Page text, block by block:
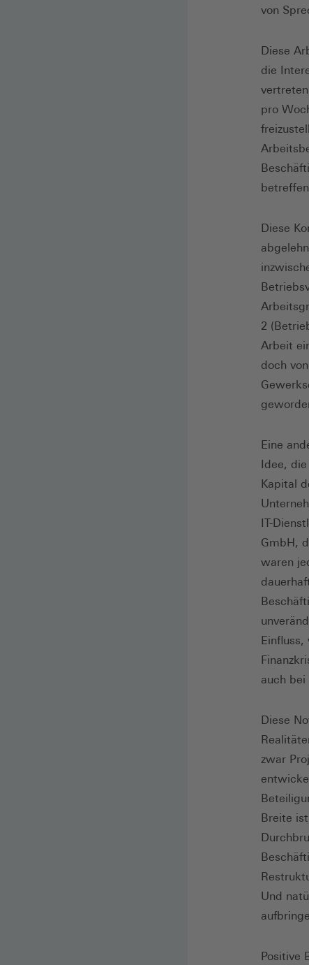
von
Diese
die
pro
Diese
2
Arbeit
doch
Eine
Idee,
Kapital
IT-
GmbH,
waren
auch bei
Diese
zwar
Breite
Und
Positive